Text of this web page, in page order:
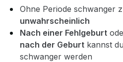
Ohne Periode schwanger
unwahrscheinlich
Nach einer Fehlgeburt
nach der Geburt kannst
schwanger werden